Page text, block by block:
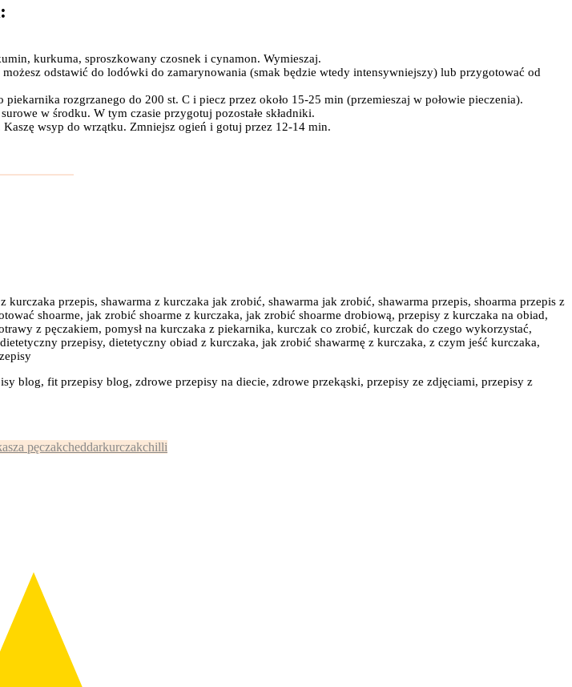
kurkuma, sproszkowany czosnek i cynamon. Wymieszaj.
odstawić do lodówki do zamarynowania (smak będzie wtedy intensywniejszy) lub przygotować od
rozgrzanego do 200 st. C i piecz przez około 15-25 min (przemieszaj w połowie pieczenia).
w środku. W tym czasie przygotuj pozostałe składniki.
wsyp do wrzątku. Zmniejsz ogień i gotuj przez 12-14 min.
przepis, shawarma z kurczaka jak zrobić, shawarma jak zrobić, shawarma przepis, shoarma przepis z
shoarme, jak zrobić shoarme z kurczaka, jak zrobić shoarme drobiową, przepisy z kurczaka na obiad,
z pęczakiem, pomysł na kurczaka z piekarnika, kurczak co zrobić, kurczak do czego wykorzystać,
przepisy, dietetyczny obiad z kurczaka, jak zrobić shawarmę z kurczaka, z czym jeść kurczaka,
blog, fit przepisy blog, zdrowe przepisy na diecie, zdrowe przekąski, przepisy ze zdjęciami, przepisy z
pęczakcheddarkurczakchilli